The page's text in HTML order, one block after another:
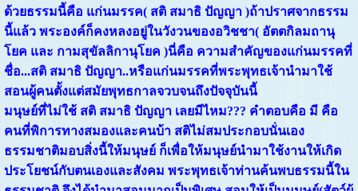
ด้วยธรรมนี้คือ แก่นมรรค( สติ สมาธิ ปัญญา )ถ้าปราศจากธรรม
นี้แล้ว พระองค์ก็คงหลงอยู่ในวังวนของอวิชชา( อัตตกิลมถานุ
โยค และ กามสุขัลลิกานุโยค )นี่คือ ความสำคัญของแก่นมรรคที่
ชื่อ...สติ สมาธิ ปัญญา..หรือแก่นมรรคที่พระพุทธเจ้านำมาใช้
สอนผู้คนตั้งแต่สมัยพุทธกาลจวบจนถึงปัจจุบันนี้
มนุษย์ที่ไม่ใช้ สติ สมาธิ ปัญญา เลยมีไหม??? คำตอบคือ มี คือ
คนที่พิการทางสมองและคนบ้า สติไม่สมประกอบนั่นเอง
ธรรมชาติมอบสิ่งนี้ให้มนุษย์ ก็เพื่อให้มนุษย์นำมาใช้งานให้เกิด
ประโยชน์กับตนเองและสังคม พระพุทธเจ้าท่านค้นพบธรรมนี้ใน